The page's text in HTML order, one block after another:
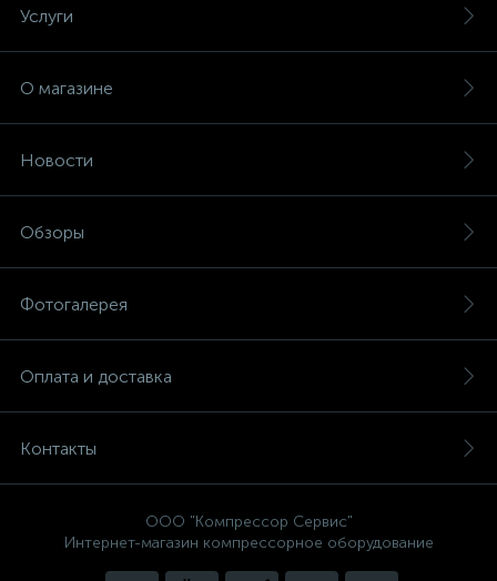
Услуги
О магазине
Новости
Обзоры
Фотогалерея
Оплата и доставка
Контакты
ООО "Компрессор Сервис"
Интернет-магазин компрессорное оборудование